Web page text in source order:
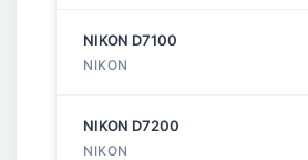
NIKON D7100
NIKON
NIKON D7200
NIKON